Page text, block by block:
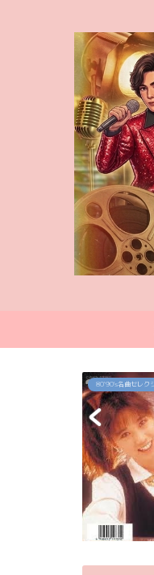
80`90's名曲セレクション